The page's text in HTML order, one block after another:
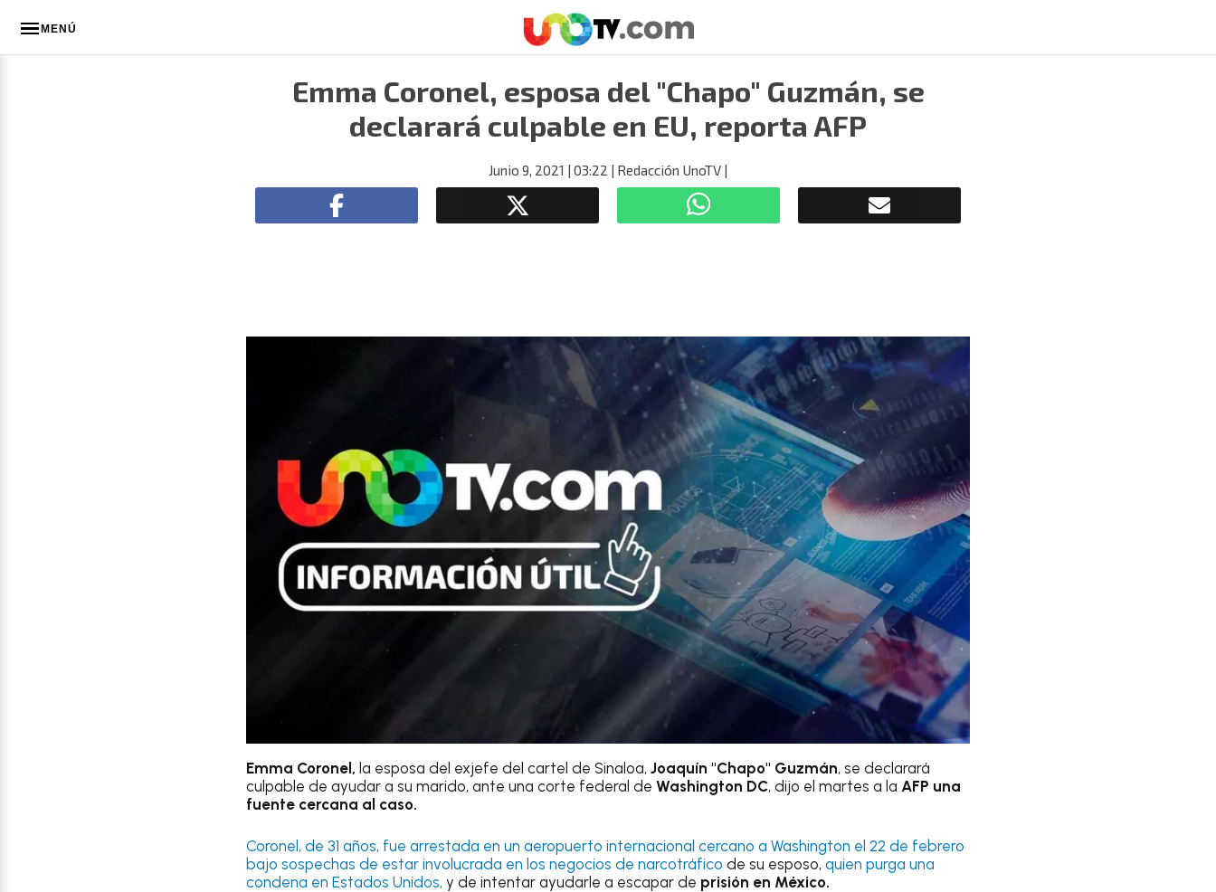
MENÚ
Emma Coronel, esposa del "Chapo" Guzmán, se
declarará culpable en EU, reporta AFP
Junio 9, 2021 | 03:22 | Redacción UnoTV |
Emma Coronel, la esposa del exjefe del cartel de Sinaloa, Joaquín "Chapo" Guzmán, se declarará
culpable de ayudar a su marido, ante una corte federal de Washington DC, dijo el martes a la AFP una
fuente cercana al caso.
Coronel, de 31 años, fue arrestada en un aeropuerto internacional cercano a Washington el 22 de febrero
bajo sospechas de estar involucrada en los negocios de narcotráfico de su esposo, quien purga una
condena en Estados Unidos, y de intentar ayudarle a escapar de prisión en México.